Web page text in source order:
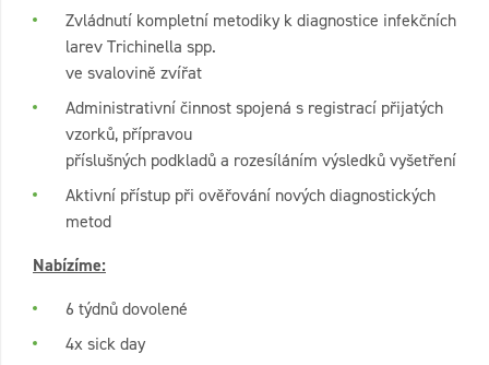
Zvládnutí kompletní metodiky k diagnostice infekčních
larev Trichinella spp.
ve svalovině zvířat
Administrativní činnost spojená s registrací přijatých
vzorků, přípravou
příslušných podkladů a rozesíláním výsledků vyšetření
Aktivní přístup při ověřování nových diagnostických
metod
Nabízíme:
6 týdnů dovolené
4x sick day